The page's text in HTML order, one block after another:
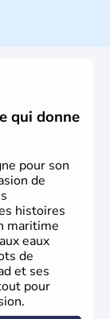
Le pays
dans tous
passant par la
Thomas Mann,
qui donne
pour son
de
histoires
maritime
eaux
de
et ses
pour